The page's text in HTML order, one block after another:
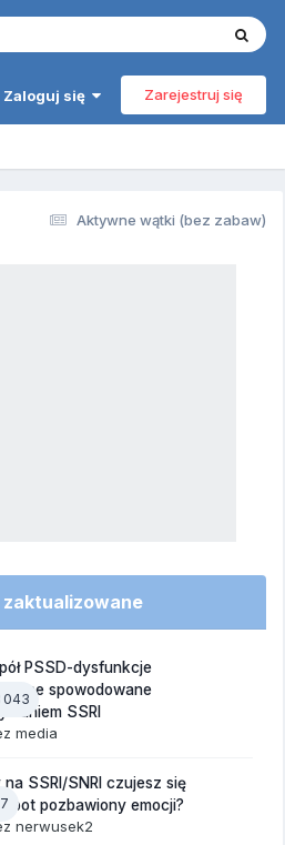
Zaloguj się Zarejestruj się
Aktywne wątki (bez zabaw)
043
PSSD-dysfunkcje
spowodowane
SSRI
media
na SSRI/SNRI czujesz się
pozbawiony emocji?
nerwusek2